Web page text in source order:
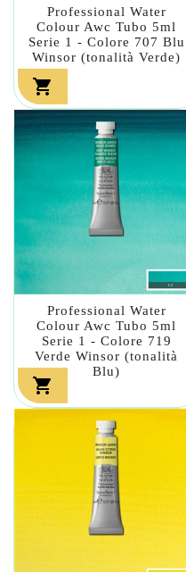
Professional Water
Colour Awc Tubo 5ml
Serie 1 - Colore 707 Blu
Winsor (tonalità Verde)

Professional Water
Colour Awc Tubo 5ml
Serie 1 - Colore 719
Verde Winsor (tonalità
Blu)
